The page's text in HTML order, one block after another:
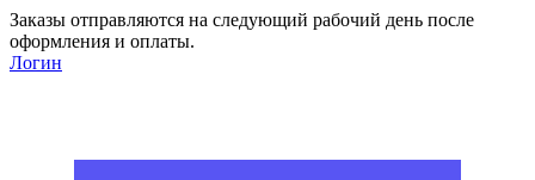
Заказы отправляются на следующий рабочий день после
оформления и оплаты.
Логин